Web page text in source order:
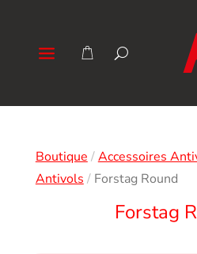
Boutique /Accessoires
Antivols / Forstag Round
Forstag